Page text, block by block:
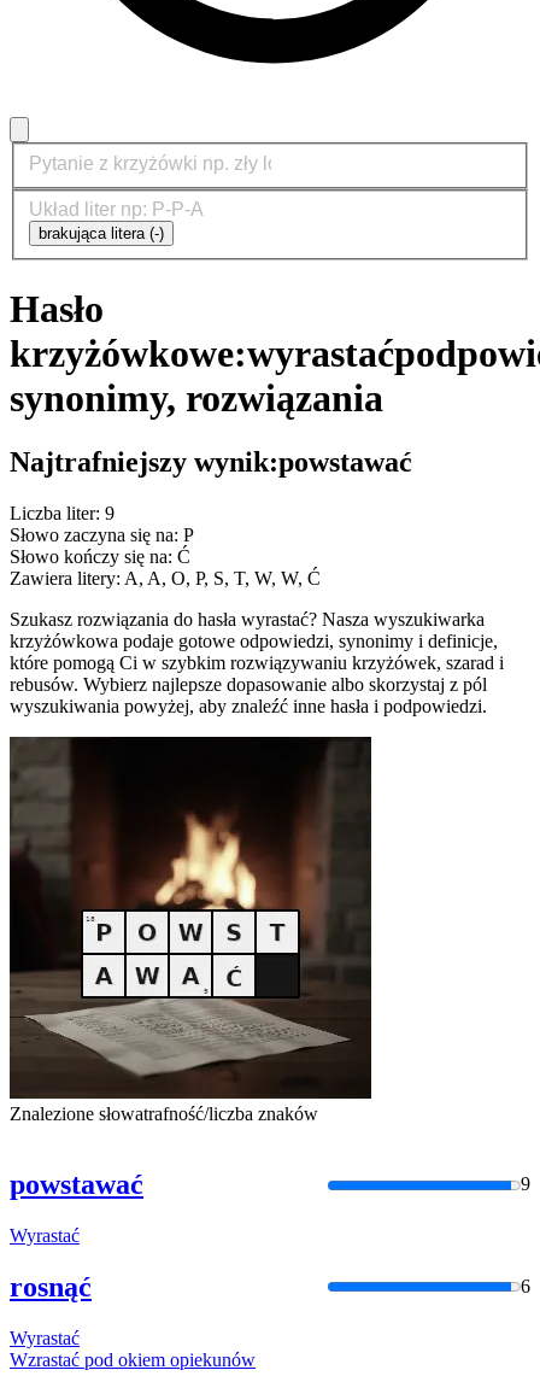
brakująca litera (-)
Hasło
krzyżówkowe:wyrastać
synonimy, rozwiązania
Najtrafniejszy wynik:powstawać
Liczba liter: 9
Słowo zaczyna się na: P
Słowo kończy się na: Ć
Zawiera litery: A, A, O, P, S, T, W, W, Ć
Szukasz rozwiązania do hasła wyrastać? Nasza wyszukiwarka
krzyżówkowa podaje gotowe odpowiedzi, synonimy i definicje,
które pomogą Ci w szybkim rozwiązywaniu krzyżówek, szarad i
rebusów. Wybierz najlepsze dopasowanie albo skorzystaj z pól
wyszukiwania powyżej, aby znaleźć inne hasła i podpowiedzi.
Znalezione słowatrafność/liczba znaków
powstawać 9
Wyrastać
rosnąć 6
Wyrastać
Wzrastać pod okiem opiekunów